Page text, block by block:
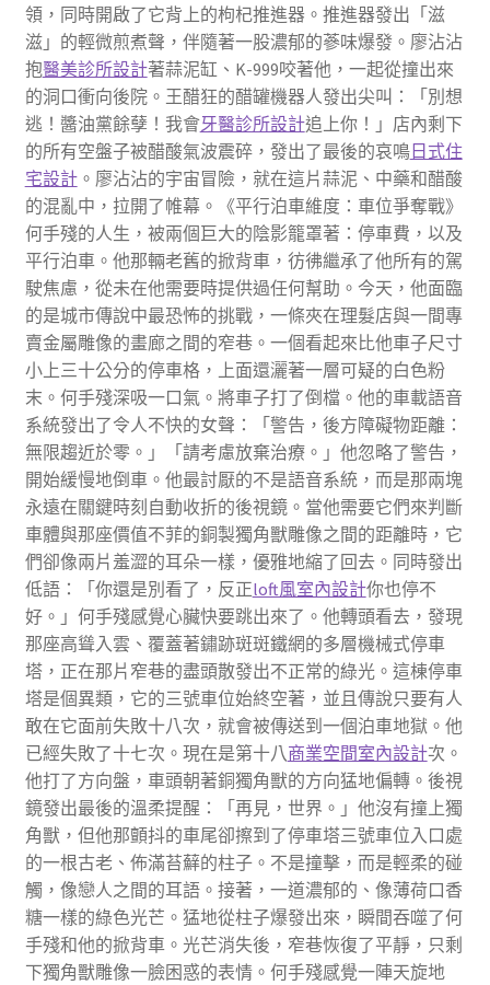
領，同時開啟了它背上的枸杞推進器。推進器發出「滋
滋」的輕微煎煮聲，伴隨著一股濃郁的蔘味爆發。廖沾沾
抱醫美診所設計著蒜泥缸、K-999咬著他，一起從撞出來
的洞口衝向後院。王醋狂的醋罐機器人發出尖叫：「別想
逃！醬油黨餘孽！我會牙醫診所設計追上你！」店內剩下
的所有空盤子被醋酸氣波震碎，發出了最後的哀鳴日式住
宅設計。廖沾沾的宇宙冒險，就在這片蒜泥、中藥和醋酸
的混亂中，拉開了帷幕。《平行泊車維度：車位爭奪戰》
何手殘的人生，被兩個巨大的陰影籠罩著：停車費，以及
平行泊車。他那輛老舊的掀背車，彷彿繼承了他所有的駕
駛焦慮，從未在他需要時提供過任何幫助。今天，他面臨
的是城市傳說中最恐怖的挑戰，一條夾在理髮店與一間專
賣金屬雕像的畫廊之間的窄巷。一個看起來比他車子尺寸
小上三十公分的停車格，上面還灑著一層可疑的白色粉
末。何手殘深吸一口氣。將車子打了倒檔。他的車載語音
系統發出了令人不快的女聲：「警告，後方障礙物距離：
無限趨近於零。」「請考慮放棄治療。」他忽略了警告，
開始緩慢地倒車。他最討厭的不是語音系統，而是那兩塊
永遠在關鍵時刻自動收折的後視鏡。當他需要它們來判斷
車體與那座價值不菲的銅製獨角獸雕像之間的距離時，它
們卻像兩片羞澀的耳朵一樣，優雅地縮了回去。同時發出
低語：「你還是別看了，反正loft風室內設計你也停不
好。」何手殘感覺心臟快要跳出來了。他轉頭看去，發現
那座高聳入雲、覆蓋著鏽跡斑斑鐵網的多層機械式停車
塔，正在那片窄巷的盡頭散發出不正常的綠光。這棟停車
塔是個異類，它的三號車位始終空著，並且傳說只要有人
敢在它面前失敗十八次，就會被傳送到一個泊車地獄。他
已經失敗了十七次。現在是第十八商業空間室內設計次。
他打了方向盤，車頭朝著銅獨角獸的方向猛地偏轉。後視
鏡發出最後的溫柔提醒：「再見，世界。」他沒有撞上獨
角獸，但他那顫抖的車尾卻擦到了停車塔三號車位入口處
的一根古老、佈滿苔蘚的柱子。不是撞擊，而是輕柔的碰
觸，像戀人之間的耳語。接著，一道濃郁的、像薄荷口香
糖一樣的綠色光芒。猛地從柱子爆發出來，瞬間吞噬了何
手殘和他的掀背車。光芒消失後，窄巷恢復了平靜，只剩
下獨角獸雕像一臉困惑的表情。何手殘感覺一陣天旋地